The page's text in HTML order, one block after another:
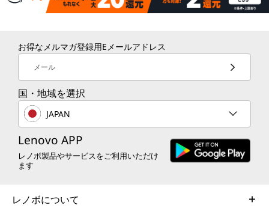
お得なメルマガ登録用Eメールアドレス
メール
国・地域を選択
JAPAN
Lenovo APP
レノボ製品やサービスをご利用いただけ
ます
レノボについて